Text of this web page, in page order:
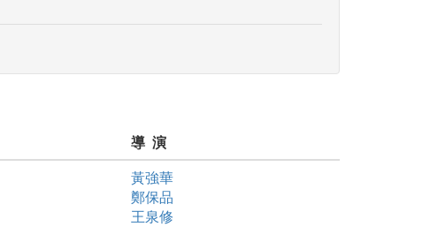
導 演
黃強華
鄭保品
王泉修